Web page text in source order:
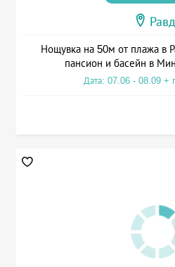
Нощувка на 50м от плажа в
пансион и басейн в
Дата: 07.06 - 08.09 +